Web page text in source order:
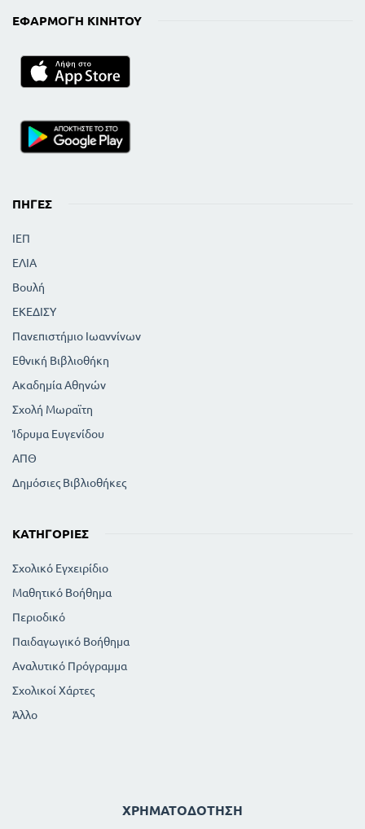
ΕΦΑΡΜΟΓΉ ΚΙΝΗΤΟΎ
ΠΗΓΈΣ
ΙΕΠ
ΕΛΙΑ
Βουλή
ΕΚΕΔΙΣΥ
Πανεπιστήμιο Ιωαννίνων
Εθνική Βιβλιοθήκη
Ακαδημία Αθηνών
Σχολή Μωραϊτη
Ίδρυμα Ευγενίδου
ΑΠΘ
Δημόσιες Βιβλιοθήκες
ΚΑΤΗΓΟΡΊΕΣ
Σχολικό Εγχειρίδιο
Μαθητικό Βοήθημα
Περιοδικό
Παιδαγωγικό Βοήθημα
Αναλυτικό Πρόγραμμα
Σχολικοί Χάρτες
Άλλο
ΧΡΗΜΑΤΟΔΌΤΗΣΗ